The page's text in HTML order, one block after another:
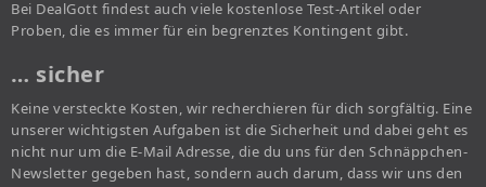
Bei DealGott findest auch viele kostenlose Test-Artikel oder
Proben, die es immer für ein begrenztes Kontingent gibt.
… sicher
Keine versteckte Kosten, wir recherchieren für dich sorgfältig. Eine
unserer wichtigsten Aufgaben ist die Sicherheit und dabei geht es
nicht nur um die E-Mail Adresse, die du uns für den Schnäppchen-
Newsletter gegeben hast, sondern auch darum, dass wir uns den